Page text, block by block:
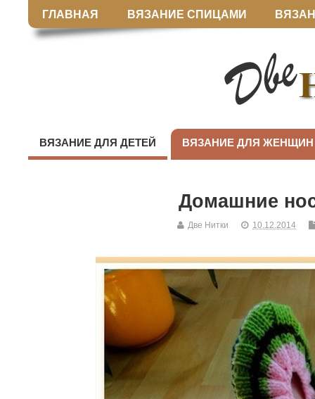
ГЛАВНАЯ ВЯЗАНИЕ СПИЦАМИ
ВЯЗАНИЕ ДЛЯ ДЕТЕЙ ВЯЗАНИЕ ДЛЯ ЖЕНЩИН
Домашние
Две Нитки 10.12.2014